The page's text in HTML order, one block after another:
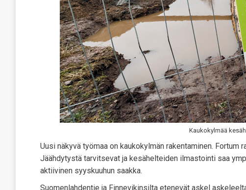
Kaukokylmää
Uusi näkyvä työmaa on kaukokylmän rakentaminen.
Jäähdytystä tarvitsevat ja kesähelteiden ilmastointi saa
aktiivinen syyskuuhun saakka.
Suomenlahdentie ja Finnevikinsilta etenevät askel